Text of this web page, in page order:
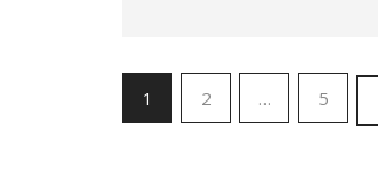
1 2 … 5